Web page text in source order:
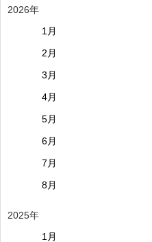
2026年
1月
2月
3月
4月
5月
6月
7月
8月
2025年
1月